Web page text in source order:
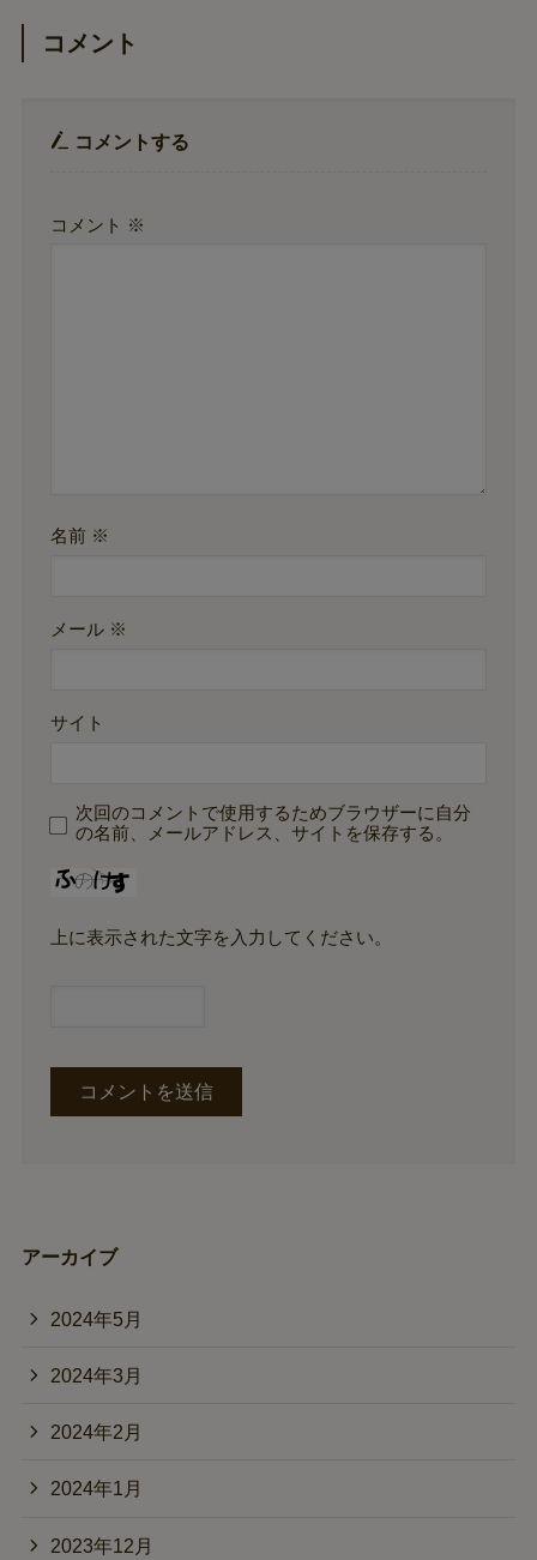
コメント
コメントする
コメント ※
名前 ※
メール ※
サイト
次回のコメントで使用するためブラウザーに自分
の名前、メールアドレス、サイトを保存する。
上に表示された文字を入力してください。
アーカイブ
2024年5月
2024年3月
2024年2月
2024年1月
2023年12月